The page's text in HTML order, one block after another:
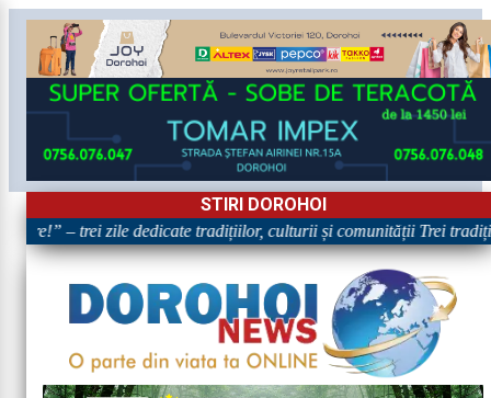
STIRI DOROHOI
– trei zile dedicate tradițiilor, culturii și comunității Trei